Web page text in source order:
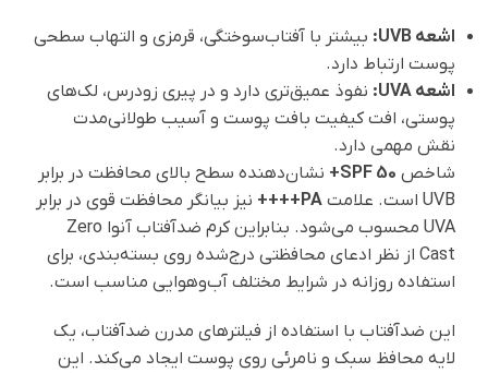
اشعه UVB:
بیشتر با آفتاب‌سوختگی، قرمزی و التهاب سطحی
پوست ارتباط دارد.
اشعه UVA:
نفوذ عمیق‌تری دارد و در پیری زودرس، لک‌های
پوستی، افت کیفیت بافت پوست و آسیب طولانی‌مدت
نقش مهمی دارد.
شاخص SPF 50+
نشان‌دهنده سطح بالای محافظت در برابر
UVB است. علامت
PA++++
نیز بیانگر محافظت قوی در برابر
UVA محسوب می‌شود. بنابراین کرم ضدآفتاب آنوا Zero
Cast از نظر ادعای محافظتی درج‌شده روی بسته‌بندی، برای
استفاده روزانه در شرایط مختلف آب‌وهوایی مناسب است.
این ضدآفتاب با استفاده از فیلترهای مدرن ضدآفتاب، یک
لایه محافظ سبک و نامرئی روی پوست ایجاد می‌کند. این